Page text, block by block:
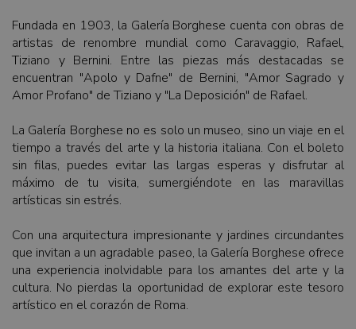
Fundada en 1903, la Galería Borghese cuenta con obras de
artistas de renombre mundial como Caravaggio, Rafael,
Tiziano y Bernini. Entre las piezas más destacadas se
encuentran "Apolo y Dafne" de Bernini, "Amor Sagrado y
Amor Profano" de Tiziano y "La Deposición" de Rafael.
La Galería Borghese no es solo un museo, sino un viaje en el
tiempo a través del arte y la historia italiana. Con el boleto
sin filas, puedes evitar las largas esperas y disfrutar al
máximo de tu visita, sumergiéndote en las maravillas
artísticas sin estrés.
Con una arquitectura impresionante y jardines circundantes
que invitan a un agradable paseo, la Galería Borghese ofrece
una experiencia inolvidable para los amantes del arte y la
cultura. No pierdas la oportunidad de explorar este tesoro
artístico en el corazón de Roma.